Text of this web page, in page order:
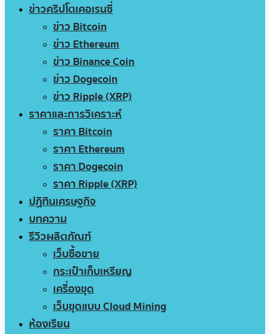
ข่าวคริปโตเคอเรนซี่
ข่าว Bitcoin
ข่าว Ethereum
ข่าว Binance Coin
ข่าว Dogecoin
ข่าว Ripple (XRP)
ราคาและการวิเคราะห์
ราคา Bitcoin
ราคา Ethereum
ราคา Dogecoin
ราคา Ripple (XRP)
ปฏิทินเศรษฐกิจ
บทความ
รีวิวผลิตภัณฑ์
เว็บซื้อขาย
กระเป๋าเก็บเหรียญ
เครื่องขุด
เว็บขุดแบบ Cloud Mining
ห้องเรียน